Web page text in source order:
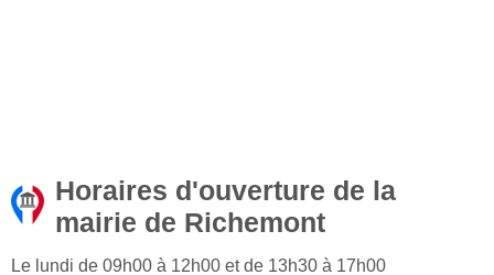
Horaires d'ouverture de la
mairie de Richemont
Le lundi de 09h00 à 12h00 et de 13h30 à 17h00